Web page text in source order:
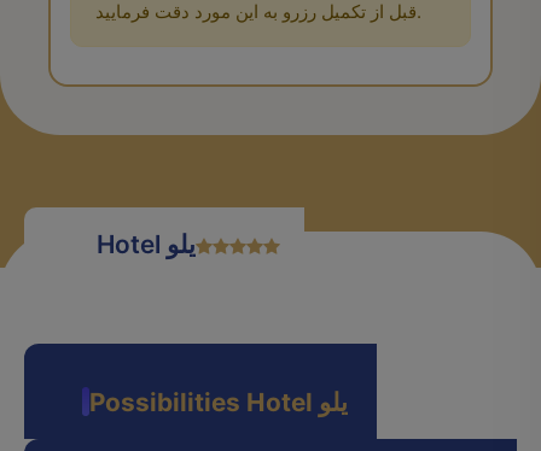
قبل از تکمیل رزرو به این مورد دقت فرمایید.
Hotel یلو
Possibilities Hotel یلو